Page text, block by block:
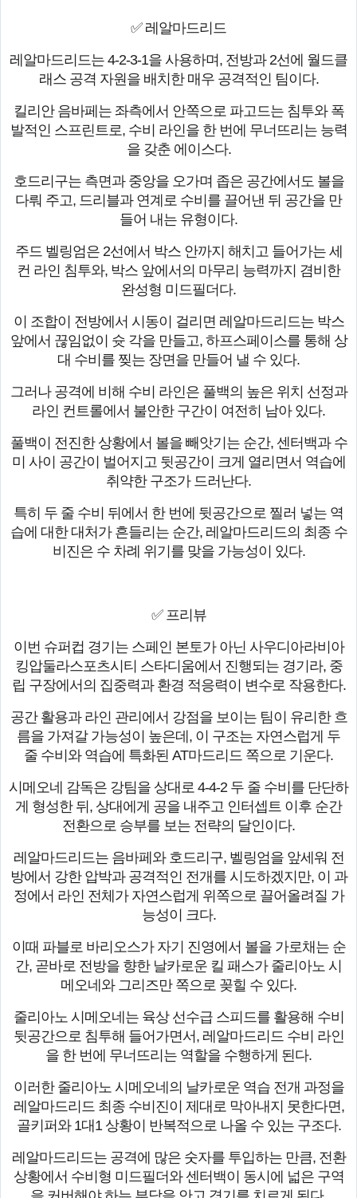
✅ 레알마드리드
레알마드리드는 4-2-3-1을 사용하며, 전방과 2선에 월드클
래스 공격 자원을 배치한 매우 공격적인 팀이다.
킬리안 음바페는 좌측에서 안쪽으로 파고드는 침투와 폭
발적인 스프린트로, 수비 라인을 한 번에 무너뜨리는 능력
을 갖춘 에이스다.
호드리구는 측면과 중앙을 오가며 좁은 공간에서도 볼을
다뤄 주고, 드리블과 연계로 수비를 끌어낸 뒤 공간을 만
들어 내는 유형이다.
주드 벨링엄은 2선에서 박스 안까지 해치고 들어가는 세
컨 라인 침투와, 박스 앞에서의 마무리 능력까지 겸비한
완성형 미드필더다.
이 조합이 전방에서 시동이 걸리면 레알마드리드는 박스
앞에서 끊임없이 슛 각을 만들고, 하프스페이스를 통해 상
대 수비를 찢는 장면을 만들어 낼 수 있다.
그러나 공격에 비해 수비 라인은 풀백의 높은 위치 선정과
라인 컨트롤에서 불안한 구간이 여전히 남아 있다.
풀백이 전진한 상황에서 볼을 빼앗기는 순간, 센터백과 수
미 사이 공간이 벌어지고 뒷공간이 크게 열리면서 역습에
취약한 구조가 드러난다.
특히 두 줄 수비 뒤에서 한 번에 뒷공간으로 찔러 넣는 역
습에 대한 대처가 흔들리는 순간, 레알마드리드의 최종 수
비진은 수 차례 위기를 맞을 가능성이 있다.
✅ 프리뷰
이번 슈퍼컵 경기는 스페인 본토가 아닌 사우디아라비아
킹압둘라스포츠시티 스타디움에서 진행되는 경기라, 중
립 구장에서의 집중력과 환경 적응력이 변수로 작용한다.
공간 활용과 라인 관리에서 강점을 보이는 팀이 유리한 흐
름을 가져갈 가능성이 높은데, 이 구조는 자연스럽게 두
줄 수비와 역습에 특화된 AT마드리드 쪽으로 기운다.
시메오네 감독은 강팀을 상대로 4-4-2 두 줄 수비를 단단하
게 형성한 뒤, 상대에게 공을 내주고 인터셉트 이후 순간
전환으로 승부를 보는 전략의 달인이다.
레알마드리드는 음바페와 호드리구, 벨링엄을 앞세워 전
방에서 강한 압박과 공격적인 전개를 시도하겠지만, 이 과
정에서 라인 전체가 자연스럽게 위쪽으로 끌어올려질 가
능성이 크다.
이때 파블로 바리오스가 자기 진영에서 볼을 가로채는 순
간, 곧바로 전방을 향한 날카로운 킬 패스가 줄리아노 시
메오네와 그리즈만 쪽으로 꽂힐 수 있다.
줄리아노 시메오네는 육상 선수급 스피드를 활용해 수비
뒷공간으로 침투해 들어가면서, 레알마드리드 수비 라인
을 한 번에 무너뜨리는 역할을 수행하게 된다.
이러한 줄리아노 시메오네의 날카로운 역습 전개 과정을
레알마드리드 최종 수비진이 제대로 막아내지 못한다면,
골키퍼와 1대1 상황이 반복적으로 나올 수 있는 구조다.
레알마드리드는 공격에 많은 숫자를 투입하는 만큼, 전환
상황에서 수비형 미드필더와 센터백이 동시에 넓은 구역